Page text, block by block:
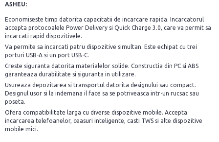
A5HEU:
Economiseste timp datorita capacitatii de incarcare rapida. Incarcatorul
accepta protocoalele Power Delivery si Quick Charge 3.0, care va permit sa
incarcati rapid dispozitivele.
Va permite sa incarcati patru dispozitive simultan. Este echipat cu trei
porturi USB-A si un port USB-C.
Creste siguranta datorita materialelor solide. Constructia din PC si ABS
garanteaza durabilitate si siguranta in utilizare.
Usureaza depozitarea si transportul datorita designului sau compact.
Designul usor si la indemana il face sa se potriveasca intr-un rucsac sau
poseta.
Ofera compatibilitate larga cu diverse dispozitive mobile. Accepta
incarcarea telefoanelor, ceasuri inteligente, casti TWS si alte dispozitive
mobile mici.